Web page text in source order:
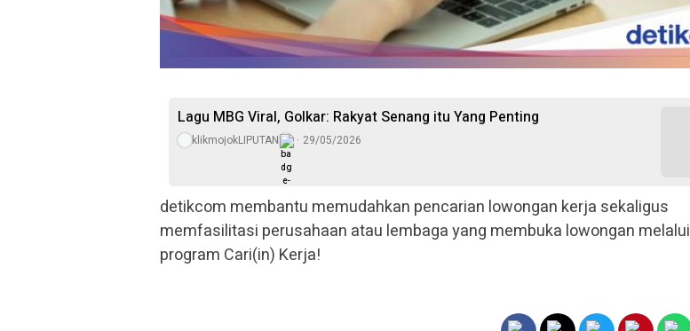
Lagu MBG Viral, Golkar: Rakyat Senang itu Yang Penting
klikmojokLIPUTAN 29/05/2026
detikcom membantu memudahkan pencarian lowongan kerja sekaligus
memfasilitasi perusahaan atau lembaga yang membuka lowongan melalui
program Cari(in) Kerja!